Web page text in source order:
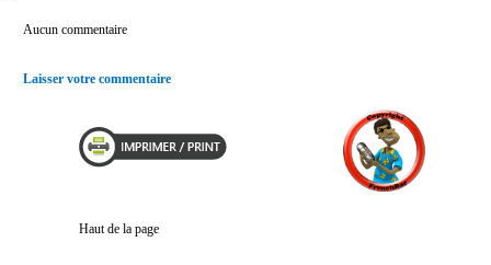
Aucun commentaire
Laisser votre commentaire
Haut de la page